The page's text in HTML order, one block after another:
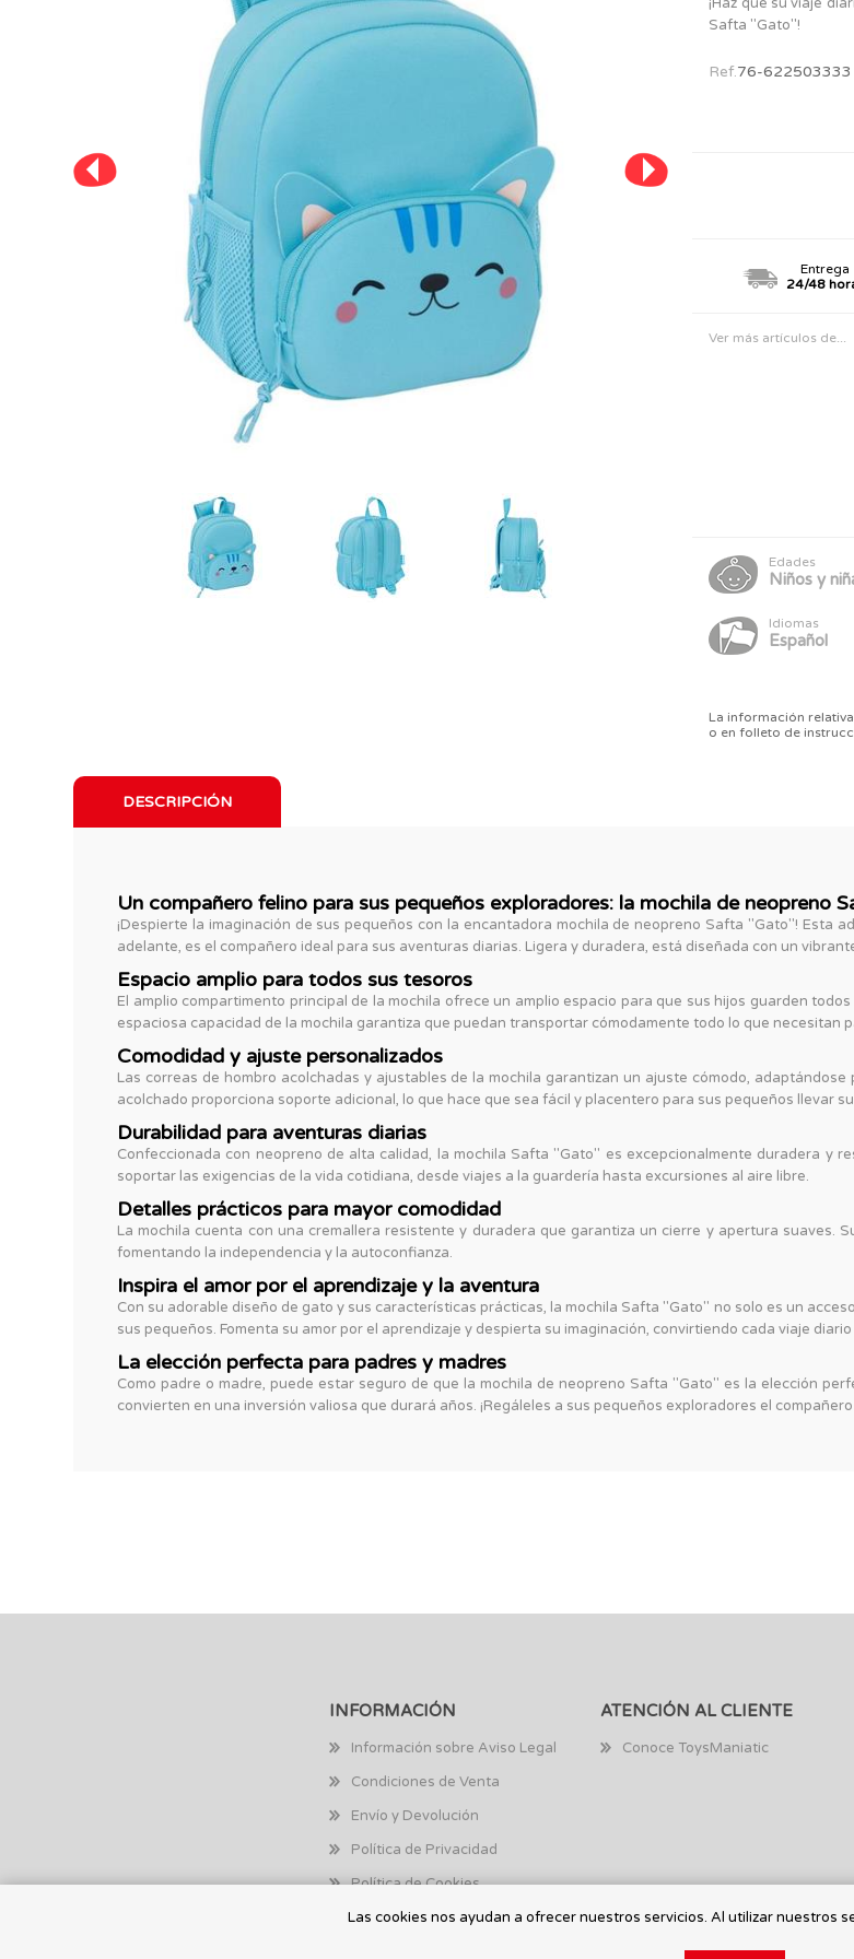
TODOS LOS JUGUETES
PERSONAJES
¡Haz que su viaje
Safta "Gato"!
Ref.76-622503333
Entrega
24/48
Ver más artículos de...
Edades
Niños y
Idiomas
Español
La información
o en folleto de
DESCRIPCIÓN
Un compañero felino para sus pequeños exploradores: la mochila de neopreno
¡Despierte la imaginación de sus pequeños con la encantadora mochila de neopreno Safta "Gato"! Esta
adelante, es el compañero ideal para sus aventuras diarias. Ligera y duradera, está diseñada con un
Espacio amplio para todos sus tesoros
El amplio compartimento principal de la mochila ofrece un amplio espacio para que sus hijos guarden
espaciosa capacidad de la mochila garantiza que puedan transportar cómodamente todo lo que necesitan
Comodidad y ajuste personalizados
Las correas de hombro acolchadas y ajustables de la mochila garantizan un ajuste cómodo,
acolchado proporciona soporte adicional, lo que hace que sea fácil y placentero para sus pequeños llevar
Durabilidad para aventuras diarias
Confeccionada con neopreno de alta calidad, la mochila Safta "Gato" es excepcionalmente duradera y
soportar las exigencias de la vida cotidiana, desde viajes a la guardería hasta excursiones al aire libre.
Detalles prácticos para mayor comodidad
La mochila cuenta con una cremallera resistente y duradera que garantiza un cierre y apertura suaves.
fomentando la independencia y la autoconfianza.
Inspira el amor por el aprendizaje y la aventura
Con su adorable diseño de gato y sus características prácticas, la mochila Safta "Gato" no solo es un
sus pequeños. Fomenta su amor por el aprendizaje y despierta su imaginación, convirtiendo cada viaje
La elección perfecta para padres y madres
Como padre o madre, puede estar seguro de que la mochila de neopreno Safta "Gato" es la elección
convierten en una inversión valiosa que durará años. ¡Regáleles a sus pequeños exploradores el
INFORMACIÓN
Información sobre Aviso Legal
Condiciones de Venta
Envío y Devolución
Política de Privacidad
Política de Cookies
ATENCIÓN AL CLIENTE
Conoce ToysManiatic
Las cookies nos ayudan a ofrecer nuestros servicios. Al utilizar nuestros